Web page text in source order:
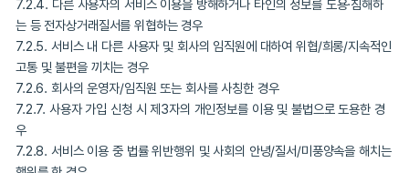
7.1. 사용자는 본인 희망 시 계약을 해지하거나 서비스의 이용중지를
있습니다.
7.2. 회사는 다음 각 호에 해당하는 사용자가 확인될 경우, 당해 사
사전 통보 없이 사용자 자격 유보/중지/해지 등의 조치를 취할 수 있
경우 사용자는 서비스와 관련된 모든 권리를 주장할 수 없고, 이후
입이 금지됩니다.
7.2.1. 사용자 가입 신청 시에 허위의 내용을 등록한 경우